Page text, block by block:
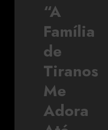
“A
Família
de
Tiranos
Me
Adora